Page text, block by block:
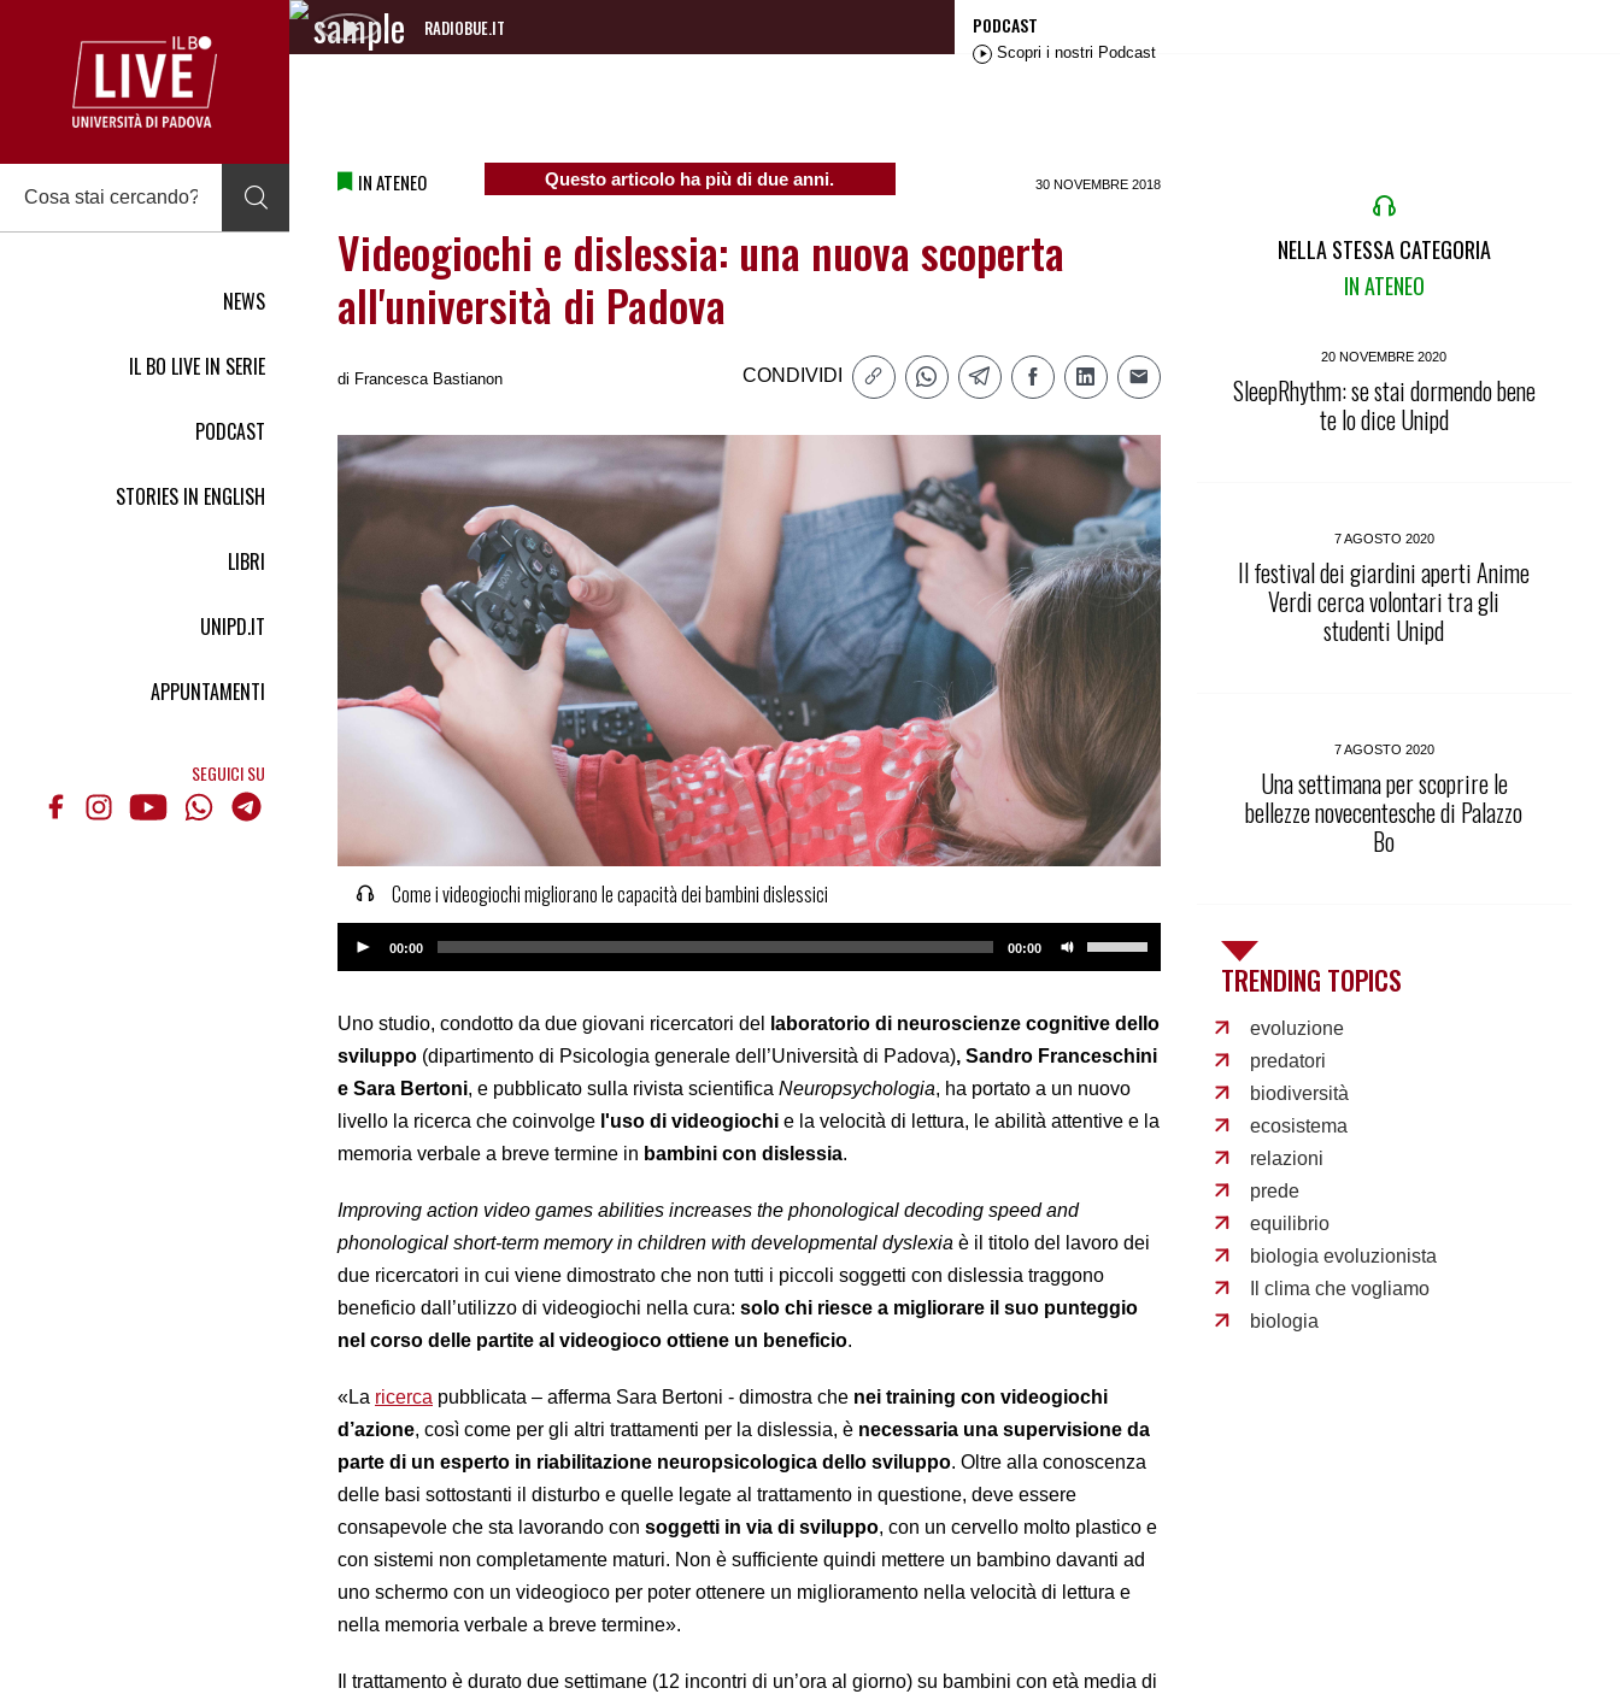
NEWS
IL BO LIVE IN SERIE
PODCAST
STORIES IN ENGLISH
LIBRI
UNIPD.IT
APPUNTAMENTI
SEGUICI SU
RADIOBUE.IT
Audio
PODCAST
Scopri i nostri Podcast
IN ATENEO Questo articolo ha più di due anni. 30 NOVEMBRE 2018
Videogiochi e dislessia: una nuova scoperta
all'università di Padova
di Francesca Bastianon CONDIVIDI
Come i videogiochi migliorano le capacità dei bambini dislessici
Player00:00 00:00
Up/Down
Arrow
to
or
decrease
Uno studio, condotto da due giovani ricercatori del
laboratorio di neuroscienze cognitive dello
sviluppo (dipartimento di Psicologia generale dell’Università di Padova), Sandro Franceschini
e Sara Bertoni, e pubblicato sulla rivista scientifica Neuropsychologia, ha portato a un nuovo
livello la ricerca che coinvolge l'uso di videogiochi e la velocità di lettura, le abilità attentive e la
memoria verbale a breve termine in bambini con dislessia.
Improving action video games abilities increases the phonological decoding speed and
phonological short-term memory in children with developmental dyslexia è il titolo del lavoro dei
due ricercatori in cui viene dimostrato che non tutti i piccoli soggetti con dislessia traggono
beneficio dall’utilizzo di videogiochi nella cura: solo chi riesce a migliorare il suo punteggio
nel corso delle partite al videogioco ottiene un beneficio.
«La ricerca pubblicata – afferma Sara Bertoni - dimostra che nei training con videogiochi
d’azione, così come per gli altri trattamenti per la dislessia, è necessaria una supervisione da
parte di un esperto in riabilitazione neuropsicologica dello sviluppo. Oltre alla conoscenza
delle basi sottostanti il disturbo e quelle legate al trattamento in questione, deve essere
consapevole che sta lavorando con soggetti in via di sviluppo, con un cervello molto plastico e
con sistemi non completamente maturi. Non è sufficiente quindi mettere un bambino davanti ad
uno schermo con un videogioco per poter ottenere un miglioramento nella velocità di lettura e
nella memoria verbale a breve termine».
Il trattamento è durato due settimane (12 incontri di un’ora al giorno) su bambini con età media di
NELLA STESSA CATEGORIA
IN ATENEO
20 NOVEMBRE 2020
SleepRhythm: se stai dormendo bene
te lo dice Unipd
7 AGOSTO 2020
Il festival dei giardini aperti Anime
Verdi cerca volontari tra gli
studenti Unipd
7 AGOSTO 2020
Una settimana per scoprire le
bellezze novecentesche di Palazzo
Bo
TRENDING TOPICS
evoluzione
predatori
biodiversità
ecosistema
relazioni
prede
equilibrio
biologia evoluzionista
Il clima che vogliamo
biologia